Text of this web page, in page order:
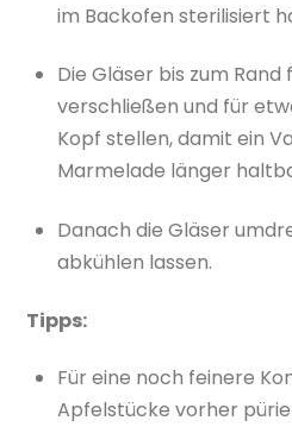
im Backofen sterilisiert
Die Gläser bis zum Rand
verschließen und für
Kopf stellen, damit ein
Marmelade länger
Danach die Gläser
abkühlen lassen.
Tipps:
Für eine noch feinere
Apfelstücke vorher